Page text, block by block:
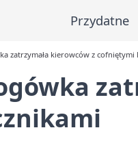
Przydatne
zatrzymała kierowców z cofniętymi